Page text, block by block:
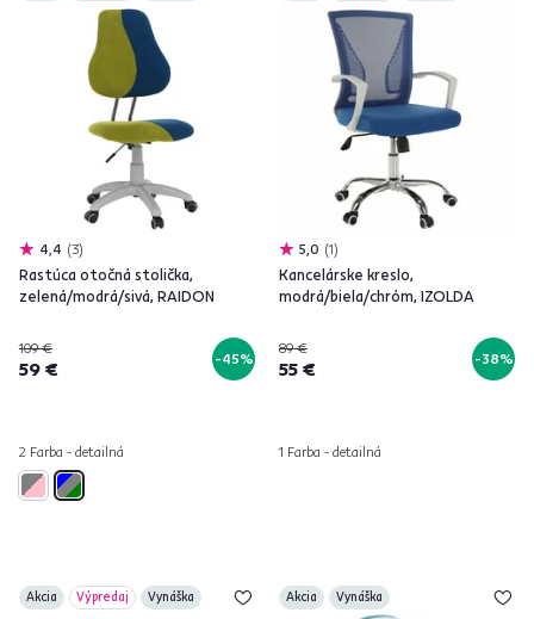
4,4 3
Rastúca otočná stolička,
zelená/modrá/sivá, RAIDON
109 €
59 € -45%
2 Farba - detailná
5,0 1
Kancelárske kreslo,
modrá/biela/chróm, IZOLDA
89 €
55 € -38%
1 Farba - detailná
Akcia Výpredaj Vynáška Akcia Vynáška